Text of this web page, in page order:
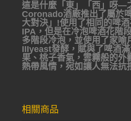
這是什麼「東」「西」呀—
Coronado酒廠推出 了屬於
大對決」!使用了相同的啤
IPA，但是在冷泡啤酒花階
多階段冷泡，並使用了家喻
IIIyeast發酵，賦與了啤酒
果、桃子香氣，雲霧般的
熱帶風情，宛如讓人無法抗
相關商品